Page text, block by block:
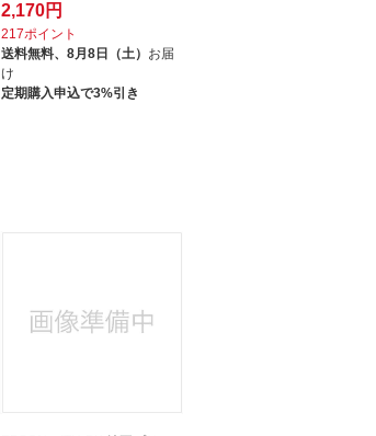
2,170円
217ポイント
送料無料、 8月8日（土） お届
け
定期購入申込で3%引き